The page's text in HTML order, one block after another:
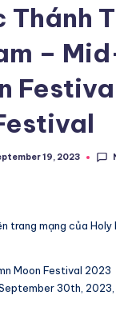
Thánh
–
19, 2023
trang mạng của
Moon Festival 2023
30th,